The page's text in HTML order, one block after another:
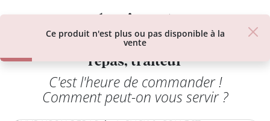
class’croute
DÉJEUNER
class’croute
restos-livraison sandwich, plateau
repas, traiteur
C'est l'heure de commander !
Comment peut-on vous servir ?
Ce produit n'est plus ou pas disponible à la
vente